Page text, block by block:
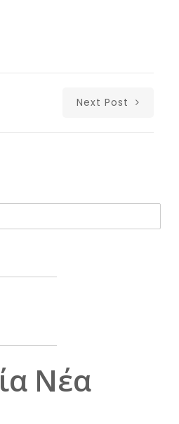
Next Post
Νέα